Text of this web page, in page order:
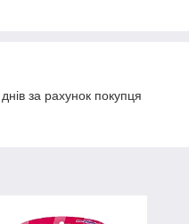
за рахунок покупця